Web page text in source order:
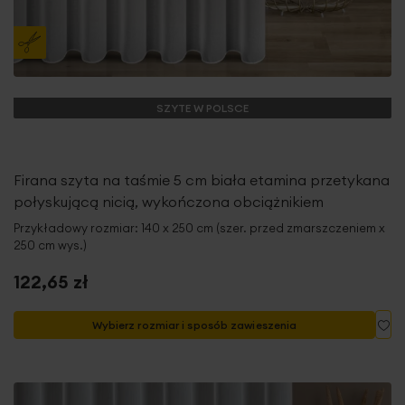
SZYTE W POLSCE
Firana szyta na taśmie 5 cm biała etamina przetykana
połyskującą nicią, wykończona obciążnikiem
Przykładowy rozmiar: 140 x 250 cm (szer. przed zmarszczeniem x
250 cm wys.)
122,65 zł
Wybierz rozmiar i sposób zawieszenia